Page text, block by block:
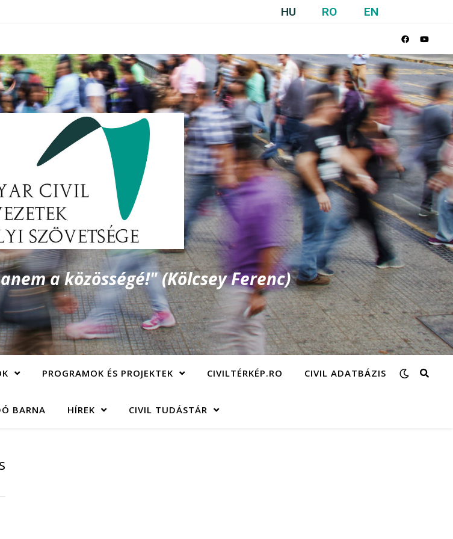
HU RO EN
a közösségé!" (Kölcsey Ferenc)
PROGRAMOK ÉS PROJEKTEK CIVILTÉRKÉP.RO CIVIL ADATBÁZIS
BARNA HÍREK CIVIL TUDÁSTÁR